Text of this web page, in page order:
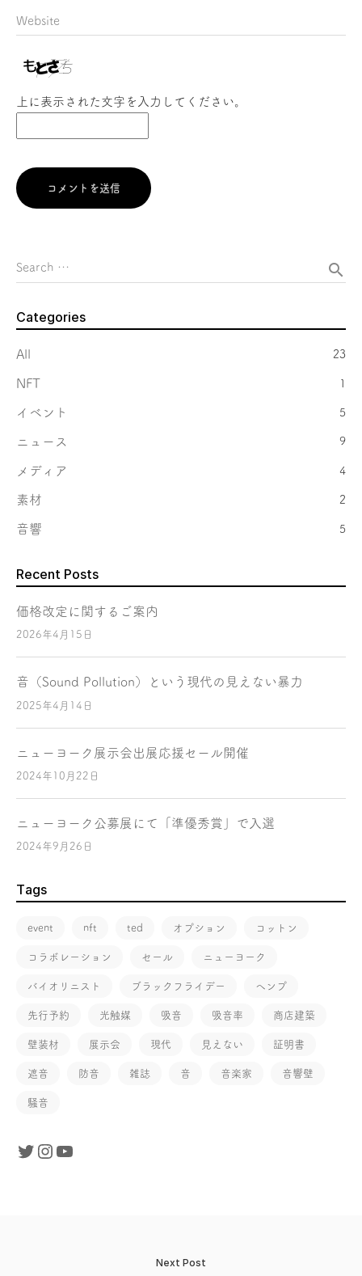
Website
上に表示された文字を入力してください。
コメントを送信
Search … search
Categories
All 23
NFT 1
イベント 5
ニュース 9
メディア 4
素材 2
音響 5
Recent Posts
価格改定に関するご案内
2026年4月15日
音（Sound Pollution）という現代の見えない暴力
2025年4月14日
ニューヨーク展示会出展応援セール開催
2024年10月22日
ニューヨーク公募展にて「準優秀賞」で入選
2024年9月26日
Tags
event nft ted オプション コットン
コラボレーション セール ニューヨーク
バイオリニスト ブラックフライデー ヘンプ
先行予約 光触媒 吸音 吸音率 商店建築
壁装材 展示会 現代 見えない 証明書
遮音 防音 雑誌 音 音楽家 音響壁
騒音
Next Post